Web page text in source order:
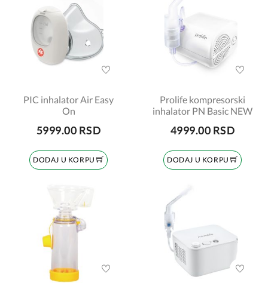
PIC inhalator Air Easy
On
5999.00 RSD
DODAJ U KORPU
Prolife kompresorski
inhalator PN Basic NEW
4999.00 RSD
DODAJ U KORPU